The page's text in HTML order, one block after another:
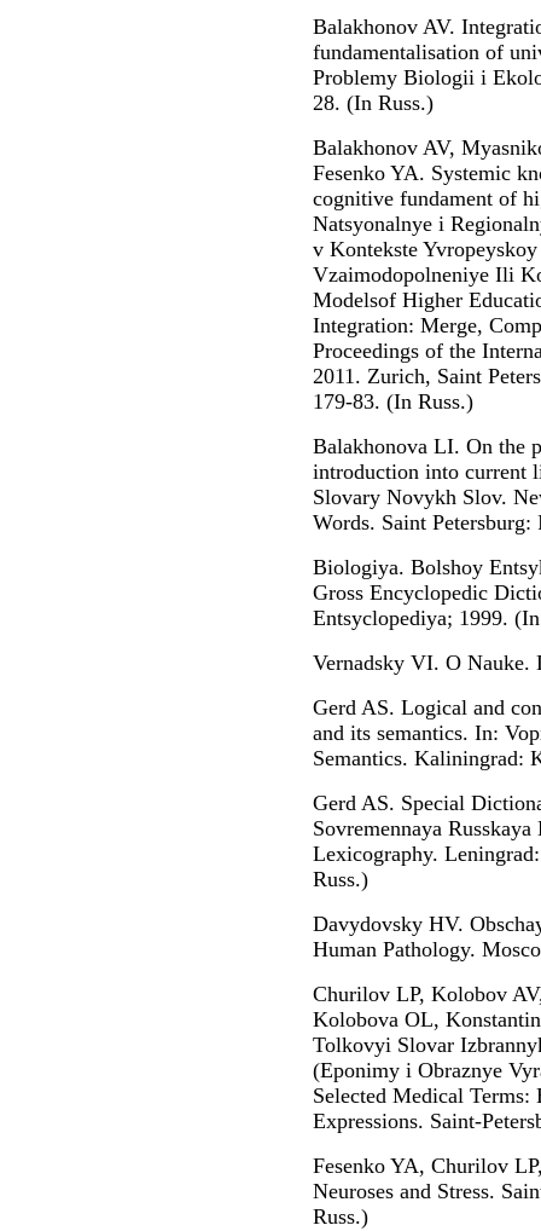
Balakhonov AV.
fundamentalisation of
Problemy Biologii i
28. (In Russ.)
Balakhonov AV,
Fesenko YA. Systemic
cognitive fundament of
Natsyonalnye i
v Kontekste
Vzaimodopolneniye Ili
Modelsof Higher
Integration: Merge,
Proceedings of the
2011. Zurich, Saint
179-83. (In Russ.)
Balakhonova LI. On the
introduction into current
Slovary Novykh Slov.
Words. Saint
Biologiya. Bolshoy
Gross Encyclopedic
Entsyclopediya; 1999.
Vernadsky VI. O Nauke.
Gerd AS. Logical and
and its semantics. In:
Semantics. Kaliningrad:
Gerd AS. Special
Sovremennaya
Lexicography.
Russ.)
Davydovsky HV.
Human Pathology.
Churilov LP, Kolobov
Kolobova OL,
Tolkovyi Slovar
(Eponimy i Obraznye
Selected Medical Terms:
Expressions. Saint-
Fesenko YA, Churilov
Neuroses and Stress.
Russ.)